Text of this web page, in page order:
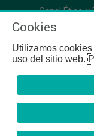
Canal Ético y
Cookies
Utilizamos
uso del sitio web.